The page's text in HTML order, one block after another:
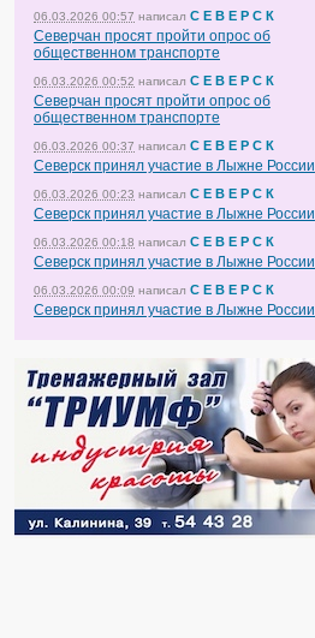
06.03.2026 00:57 написал С Е В Е Р С К
Северчан просят пройти опрос об
общественном транспорте
06.03.2026 00:52 написал С Е В Е Р С К
Северчан просят пройти опрос об
общественном транспорте
06.03.2026 00:37 написал С Е В Е Р С К
Северск принял участие в Лыжне России
06.03.2026 00:23 написал С Е В Е Р С К
Северск принял участие в Лыжне России
06.03.2026 00:18 написал С Е В Е Р С К
Северск принял участие в Лыжне России
06.03.2026 00:09 написал С Е В Е Р С К
Северск принял участие в Лыжне России